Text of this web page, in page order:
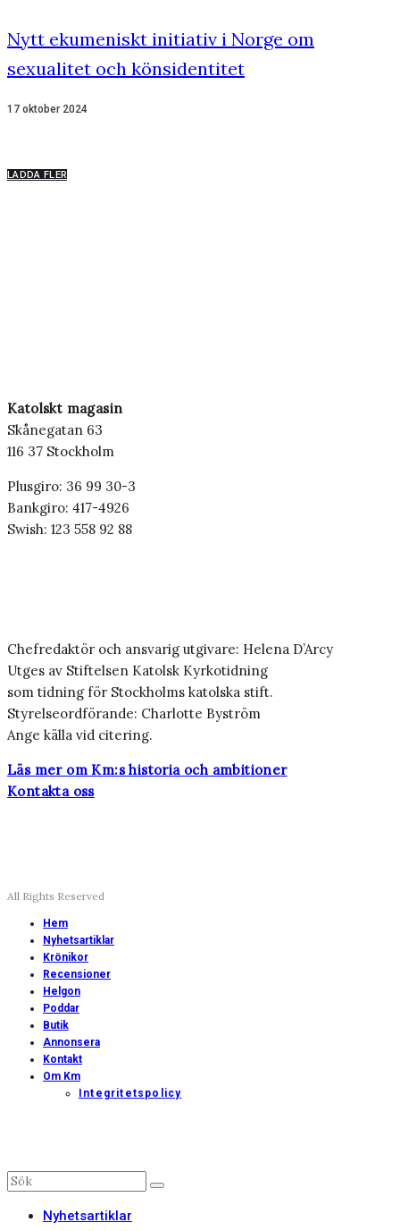
Nytt ekumeniskt initiativ i Norge om
sexualitet och könsidentitet
17 oktober 2024
LADDA FLER
Katolskt magasin
Skånegatan 63
116 37 Stockholm
Plusgiro: 36 99 30-3
Bankgiro: 417-4926
Swish: 123 558 92 88
Chefredaktör och ansvarig utgivare: Helena D’Arcy
Utges av Stiftelsen Katolsk Kyrkotidning
som tidning för Stockholms katolska stift.
Styrelseordförande: Charlotte Byström
Ange källa vid citering.
Läs mer om Km:s historia och ambitioner
Kontakta oss
All Rights Reserved
Hem
Nyhetsartiklar
Krönikor
Recensioner
Helgon
Poddar
Butik
Annonsera
Kontakt
Om Km
Integritetspolicy
Nyhetsartiklar